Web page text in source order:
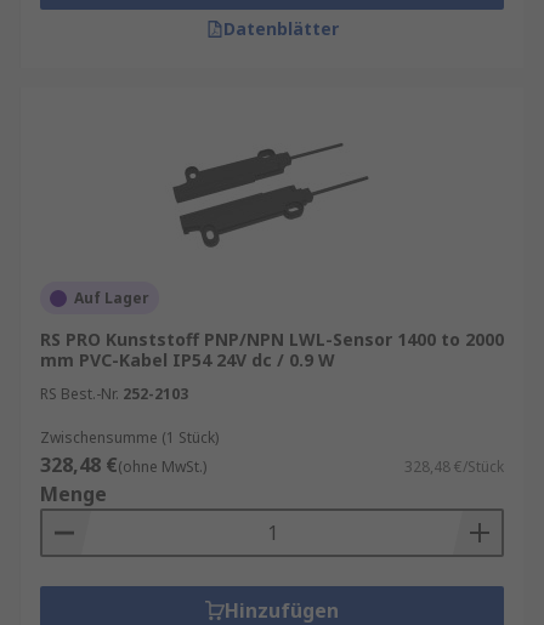
Datenblätter
Auf Lager
RS PRO Kunststoff PNP/NPN LWL-Sensor 1400 to 2000
mm PVC-Kabel IP54 24V dc / 0.9 W
RS Best.-Nr. 252-2103
Zwischensumme (1 Stück)
328,48 €(ohne MwSt.) 328,48 €/Stück
Menge
Hinzufügen